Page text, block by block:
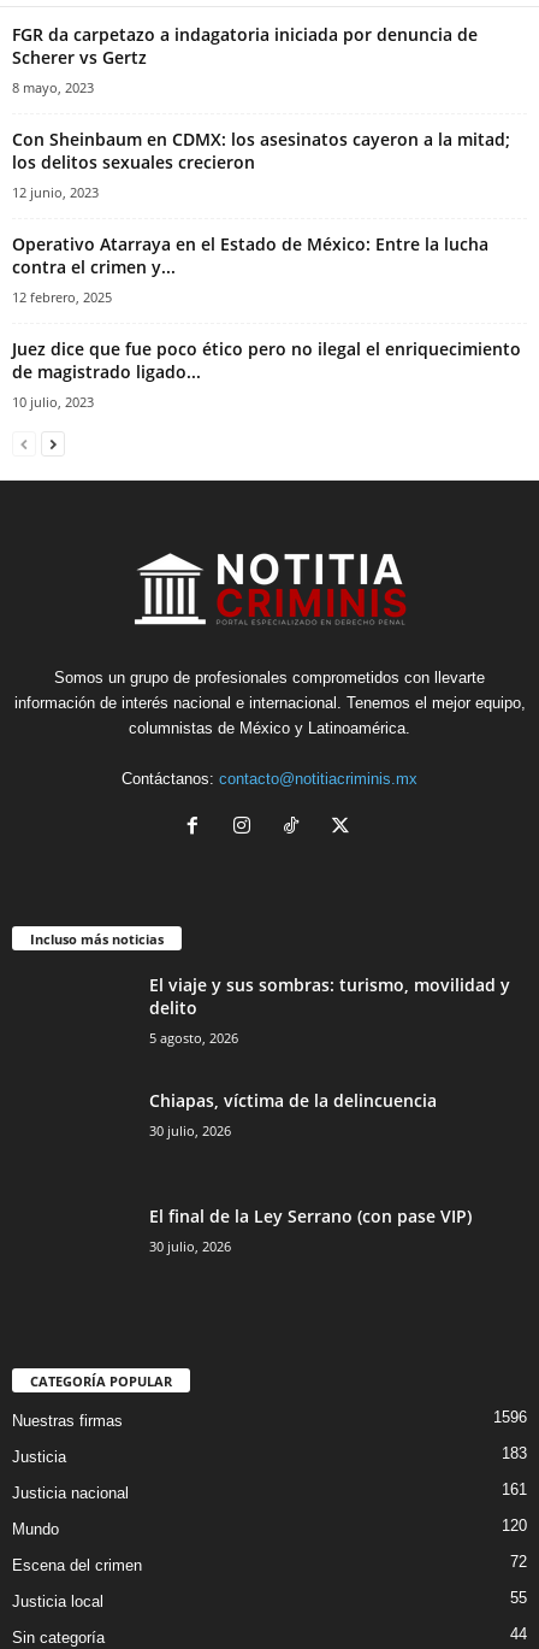
FGR da carpetazo a indagatoria iniciada por denuncia de
Scherer vs Gertz
8 mayo, 2023
Con Sheinbaum en CDMX: los asesinatos cayeron a la mitad;
los delitos sexuales crecieron
12 junio, 2023
Operativo Atarraya en el Estado de México: Entre la lucha
contra el crimen y...
12 febrero, 2025
Juez dice que fue poco ético pero no ilegal el enriquecimiento
de magistrado ligado...
10 julio, 2023
Somos un grupo de profesionales comprometidos con llevarte
información de interés nacional e internacional. Tenemos el mejor equipo,
columnistas de México y Latinoamérica.
Contáctanos: contacto@notitiacriminis.mx
Incluso más noticias
El viaje y sus sombras: turismo, movilidad y
delito
5 agosto, 2026
Chiapas, víctima de la delincuencia
30 julio, 2026
El final de la Ley Serrano (con pase VIP)
30 julio, 2026
CATEGORÍA POPULAR
Nuestras firmas 1596
Justicia 183
Justicia nacional 161
Mundo 120
Escena del crimen 72
Justicia local 55
Sin categoría 44